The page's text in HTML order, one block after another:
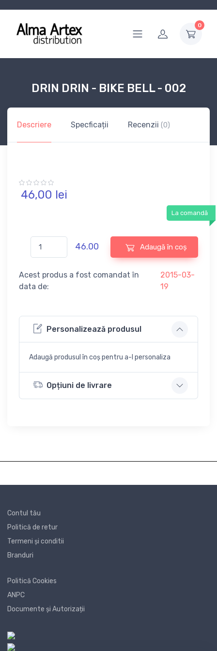
0
DRIN DRIN - BIKE BELL - 002
Descriere Specficații Recenzii (0)
46,00 lei
La comandă
46.00 Adaugă în coș
Acest produs a fost comandat în
data de:
2015-03-
19
Personalizează produsul
Adaugă produsul în coș pentru a-l personaliza
Opțiuni de livrare
Contul tău
Politică de retur
Termeni și conditii
Branduri
Politică Cookies
ANPC
Documente și Autorizații